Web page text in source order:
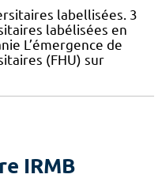
labellisées. 3
labélisées en
L’émergence de
(FHU) sur
IRMB